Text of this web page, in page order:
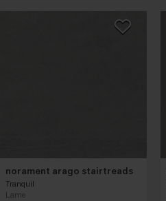
norament arago stairtreads
Tranquil
Lame